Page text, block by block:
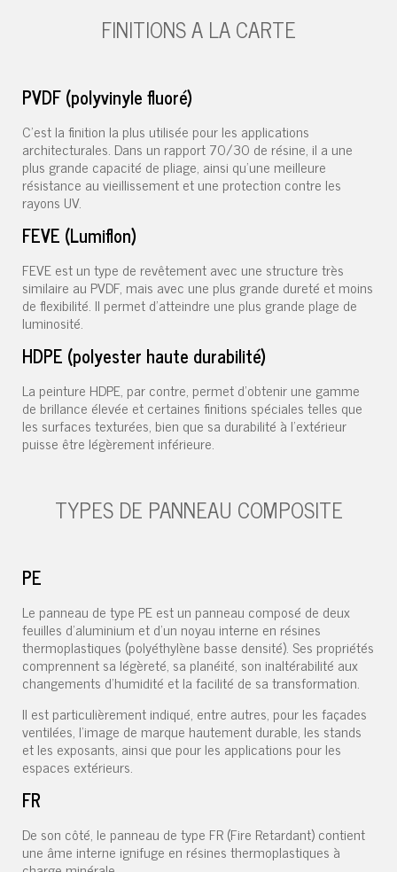
FINITIONS A LA CARTE
PVDF (polyvinyle fluoré)
C'est la finition la plus utilisée pour les applications
architecturales. Dans un rapport 70/30 de résine, il a une
plus grande capacité de pliage, ainsi qu'une meilleure
résistance au vieillissement et une protection contre les
rayons UV.
FEVE (Lumiflon)
FEVE est un type de revêtement avec une structure très
similaire au PVDF, mais avec une plus grande dureté et moins
de flexibilité. Il permet d'atteindre une plus grande plage de
luminosité.
HDPE (polyester haute durabilité)
La peinture HDPE, par contre, permet d'obtenir une gamme
de brillance élevée et certaines finitions spéciales telles que
les surfaces texturées, bien que sa durabilité à l'extérieur
puisse être légèrement inférieure.
TYPES DE PANNEAU COMPOSITE
PE
Le panneau de type PE est un panneau composé de deux
feuilles d'aluminium et d'un noyau interne en résines
thermoplastiques (polyéthylène basse densité). Ses propriétés
comprennent sa légèreté, sa planéité, son inaltérabilité aux
changements d'humidité et la facilité de sa transformation.
Il est particulièrement indiqué, entre autres, pour les façades
ventilées, l'image de marque hautement durable, les stands
et les exposants, ainsi que pour les applications pour les
espaces extérieurs.
FR
De son côté, le panneau de type FR (Fire Retardant) contient
une âme interne ignifuge en résines thermoplastiques à